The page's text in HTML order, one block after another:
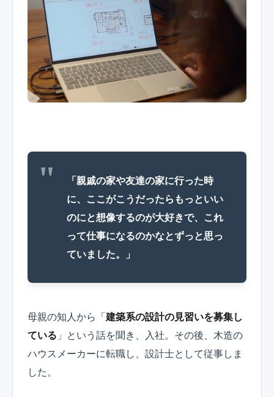
「親戚の家や友達の家に行った時
に、ここがこうだったらもっといい
のにと想像するのが大好きで、これ
って仕事になるのかなとずっと思っ
ていました。」
母親の知人から「建築系の設計の見習いを募集し
ている 」という話を聞き、入社。その後、木造の
ハウスメーカーに転職し、設計士として従事しま
した。